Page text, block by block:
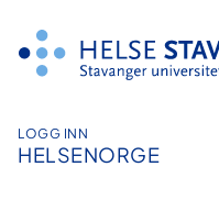
innhold
LOGG INN
HELSENORGE